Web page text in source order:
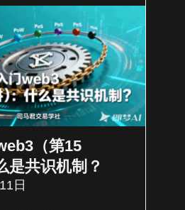
（第15
是共识机制？
日